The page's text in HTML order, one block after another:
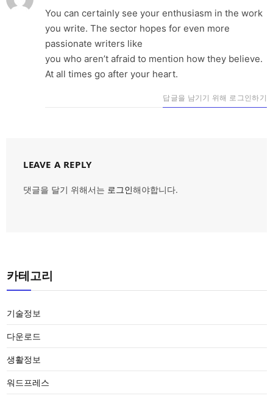
You can certainly see your enthusiasm in the work
you write. The sector hopes for even more
passionate writers like
you who aren’t afraid to mention how they believe.
At all times go after your heart.
답글을 남기기 위해 로그인하기
LEAVE A REPLY
댓글을 달기 위해서는 로그인해야합니다.
카테고리
기술정보
다운로드
생활정보
워드프레스